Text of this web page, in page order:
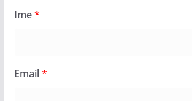
Ime*
Email*